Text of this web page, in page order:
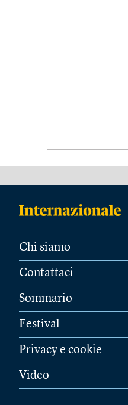
Chi siamo
Contattaci
Sommario
Festival
Privacy e cookie
Video